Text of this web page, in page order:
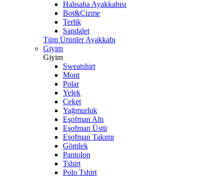
Halısaha Ayakkabısı
Bot&Çizme
Terlik
Sandalet
Tüm Ürünler Ayakkabı
Giyim
Giyim
Sweatshirt
Mont
Polar
Yelek
Ceket
Yağmurluk
Eşofman Altı
Eşofman Üstü
Eşofman Takımı
Gömlek
Pantolon
Tshirt
Polo Tshirt